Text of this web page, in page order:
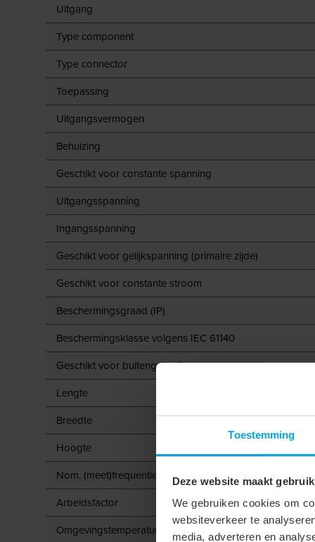
Toestemming
Deze website maakt
We gebruiken cookies om
websiteverkeer te
media, adverteren en
Uitgang
Type component
Type connector
Toepassing
Uitgangsvermogen
Behuizing
Geschikt voor constante spanning
Uitgangsspanning
Ingangsspanning
Geschikt voor gelijkspanning (primaire zijde)
Geschikt voor constante stroom
Beschermingsgraad (IP)
Beschermingsklasse volgens IEC 61140
Geschikt voor buitengebruik
Lengte
Breedte
Hoogte
Nom. (meet)frequentie
Arbeidsfactor
Omgevingstemperatuur